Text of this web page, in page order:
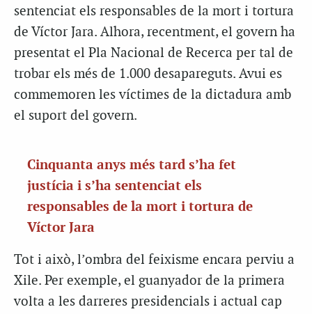
sentenciat els responsables de la mort i tortura
de Víctor Jara. Alhora, recentment, el govern ha
presentat el Pla Nacional de Recerca per tal de
trobar els més de 1.000 desapareguts. Avui es
commemoren les víctimes de la dictadura amb
el suport del govern.
Cinquanta anys més tard s’ha fet
justícia i s’ha sentenciat els
responsables de la mort i tortura de
Víctor Jara
Tot i això, l’ombra del feixisme encara perviu a
Xile. Per exemple, el guanyador de la primera
volta a les darreres presidencials i actual cap